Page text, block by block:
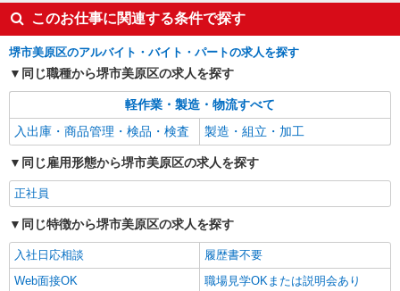
このお仕事に関連する条件で探す
堺市美原区のアルバイト・バイト・パートの求人を探す
同じ職種から堺市美原区の求人を探す
軽作業・製造・物流すべて
入出庫・商品管理・検品・検査
製造・組立・加工
同じ雇用形態から堺市美原区の求人を探す
正社員
同じ特徴から堺市美原区の求人を探す
入社日応相談
履歴書不要
Web面接OK
職場見学OKまたは説明会あり